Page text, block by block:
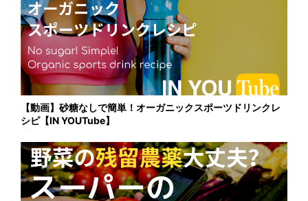
【動画】砂糖なしで簡単！オーガニックスポーツドリンクレ
シピ【IN YOUTube】